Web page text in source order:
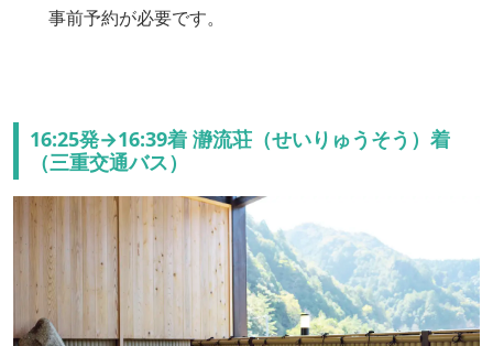
事前予約が必要です。
16:25発→16:39着 瀞流荘（せいりゅうそう）着
（三重交通バス）